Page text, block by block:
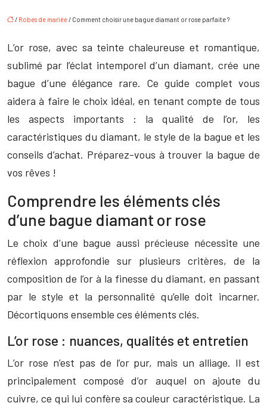
/ Robes de mariée/ Comment choisir une bague diamant or rose parfaite ?
L’or rose, avec sa teinte chaleureuse et romantique,
sublimé par l’éclat intemporel d’un diamant, crée une
bague d’une élégance rare. Ce guide complet vous
aidera à faire le choix idéal, en tenant compte de tous
les aspects importants : la qualité de l’or, les
caractéristiques du diamant, le style de la bague et les
conseils d’achat. Préparez-vous à trouver la bague de
vos rêves !
Comprendre les éléments clés
d’une bague diamant or rose
Le choix d’une bague aussi précieuse nécessite une
réflexion approfondie sur plusieurs critères, de la
composition de l’or à la finesse du diamant, en passant
par le style et la personnalité qu’elle doit incarner.
Décortiquons ensemble ces éléments clés.
L’or rose : nuances, qualités et entretien
L’or rose n’est pas de l’or pur, mais un alliage. Il est
principalement composé d’or auquel on ajoute du
cuivre, ce qui lui confère sa couleur caractéristique. La